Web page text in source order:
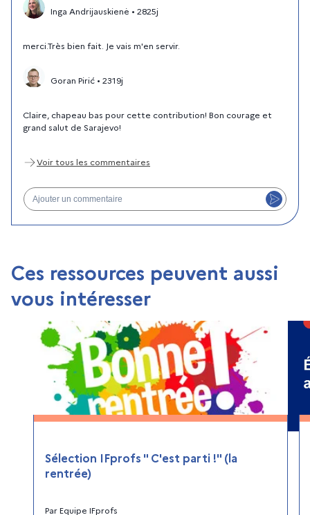
Inga Andrijauskienė • 2825j
merci.Très bien fait. Je vais m'en servir.
Goran Pirić • 2319j
Claire, chapeau bas pour cette contribution! Bon courage et
grand salut de Sarajevo!
Voir tous les commentaires
Ajouter un commentaire
Ces ressources peuvent aussi
vous intéresser
Sélection IFprofs " C'est parti !" (la
rentrée)
ParEquipe IFprofs